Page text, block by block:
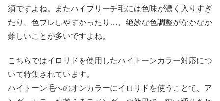
須ですよね。またハイブリーチ毛には色味が濃く入りすぎ
たり、色ブレしやすかったり…。絶妙な色調整がなかなか
難しいことが多いですよね。
こちらではイロリドを使用したハイトーンカラー対応につ
いて特集されています。
ハイトーン毛へのオンカラーにイロリドを使うことで、ア